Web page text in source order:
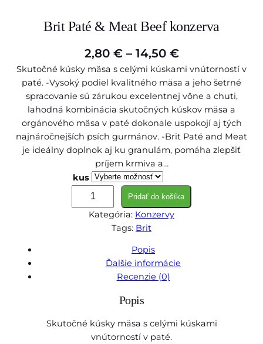
Brit Paté & Meat Beef konzerva
2,80 € – 14,50 €P
r
i
c
e
r
n
g
2
Skutočné kúsky mäsa s celými kúskami vnútorností v
paté. -Vysoký podiel kvalitného mäsa a jeho šetrné
spracovanie sú zárukou excelentnej vône a chuti,
lahodná kombinácia skutočných kúskov mäsa a
orgánového mäsa v paté dokonale uspokojí aj tých
najnáročnejších psích gurmánov. -Brit Paté and Meat
je ideálny doplnok aj ku granulám, pomáha zlepšiť
príjem krmiva a…
kus
n
i
Pridať do košíka
Kategória: Konzervy
Tags: Brit
Popis
Ďalšie informácie
Recenzie (0)
Popis
Skutočné kúsky mäsa s celými kúskami
vnútorností v paté.